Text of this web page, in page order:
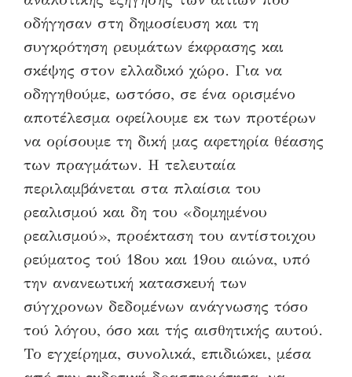
οδήγησαν στη δημοσίευση και τη
συγκρότηση ρευμάτων έκφρασης και
σκέψης στον ελλαδικό χώρο. Για να
οδηγηθούμε, ωστόσο, σε ένα ορισμένο
αποτέλεσμα οφείλουμε εκ των προτέρων
να ορίσουμε τη δική μας αφετηρία θέασης
των πραγμάτων. Η τελευταία
περιλαμβάνεται στα πλαίσια του
ρεαλισμού και δη του «δομημένου
ρεαλισμού», προέκταση του αντίστοιχου
ρεύματος τού 18ου και 19ου αιώνα, υπό
την ανανεωτική κατασκευή των
σύγχρονων δεδομένων ανάγνωσης τόσο
τού λόγου, όσο και τής αισθητικής αυτού.
Το εγχείρημα, συνολικά, επιδιώκει, μέσα